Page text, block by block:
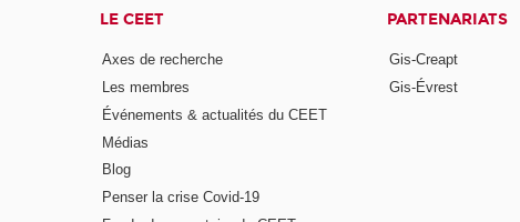
LE CEET
Axes de recherche
Les membres
Événements & actualités du CEET
Médias
Blog
Penser la crise Covid-19
PARTENARIATS
Gis-Creapt
Gis-Évrest